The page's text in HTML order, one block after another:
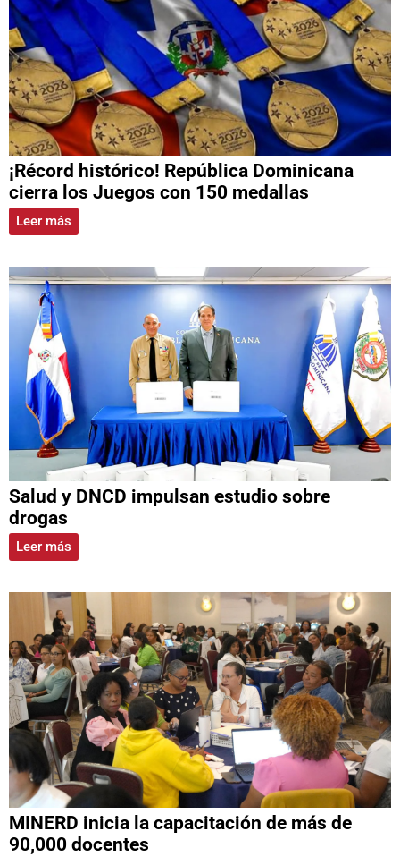
¡Récord histórico! República Dominicana
cierra los Juegos con 150 medallas
Leer más
Salud y DNCD impulsan estudio sobre
drogas
Leer más
MINERD inicia la capacitación de más de
90,000 docentes